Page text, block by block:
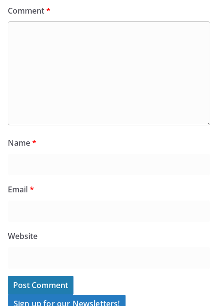
Comment*
Name*
Email*
Website
Sign up for our Newsletters!